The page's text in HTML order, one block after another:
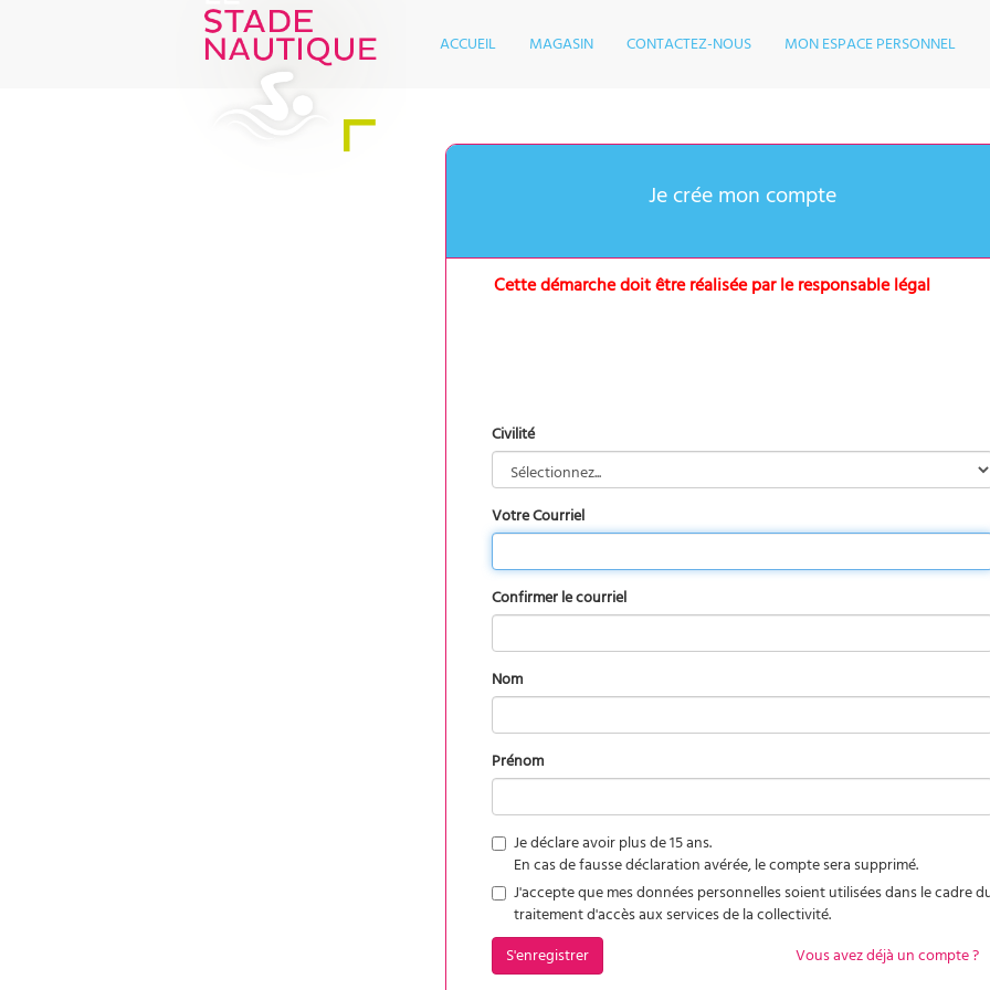
ACCUEIL MAGASIN CONTACTEZ-NOUS MON ESPACE PERSONNEL
Civilité
Votre Courriel
Confirmer le courriel
Nom
Prénom
Je déclare avoir plus de 15 ans.
En cas de fausse déclaration avérée, le compte sera supprimé.
J'accepte que mes données personnelles soient utilisées dans le cadre
traitement d'accès aux services de la collectivité.
Vous avez déjà un compte ?
S'enregistrer